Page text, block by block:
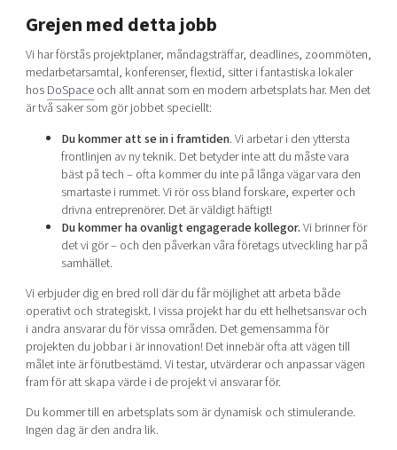
Grejen med detta jobb
Vi har förstås projektplaner, måndagsträffar, deadlines, zoommöten,
medarbetarsamtal, konferenser, flextid, sitter i fantastiska lokaler
hosDoSpaceoch allt annat som en modern arbetsplats har. Men det
är två saker som gör jobbet speciellt:
Du kommer att se in i framtiden. Vi arbetar i den yttersta
frontlinjen av ny teknik. Det betyder inte att du måste vara
bäst på tech – ofta kommer du inte på långa vägar vara den
smartaste i rummet. Vi rör oss bland forskare, experter och
drivna entreprenörer. Det är väldigt häftigt!
Du kommer ha ovanligt engagerade kollegor.Vi brinner för
det vi gör – och den påverkan våra företags utveckling har på
samhället.
Vi erbjuder dig en bred roll där du får möjlighet att arbeta både
operativt och strategiskt. I vissa projekt har du ett helhetsansvar och
i andra ansvarar du för vissa områden. Det gemensamma för
projekten du jobbar i är innovation! Det innebär ofta att vägen till
målet inte är förutbestämd. Vi testar, utvärderar och anpassar vägen
fram för att skapa värde i de projekt vi ansvarar för.
Du kommer till en arbetsplats som är dynamisk och stimulerande.
Ingen dag är den andra lik.